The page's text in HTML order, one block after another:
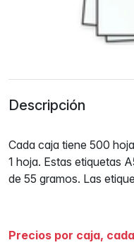
Descripción
Cada caja tiene 500
1 hoja. Estas etiquetas
de 55 gramos. Las
Precios por caja,